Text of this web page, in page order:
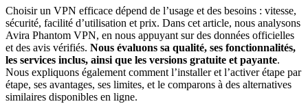
Choisir un VPN efficace dépend de l’usage et des besoins : vitesse,
sécurité, facilité d’utilisation et prix. Dans cet article, nous analysons
Avira Phantom VPN, en nous appuyant sur des données officielles
et des avis vérifiés. Nous évaluons sa qualité, ses fonctionnalités,
les services inclus, ainsi que les versions gratuite et payante.
Nous expliquons également comment l’installer et l’activer étape par
étape, ses avantages, ses limites, et le comparons à des alternatives
similaires disponibles en ligne.